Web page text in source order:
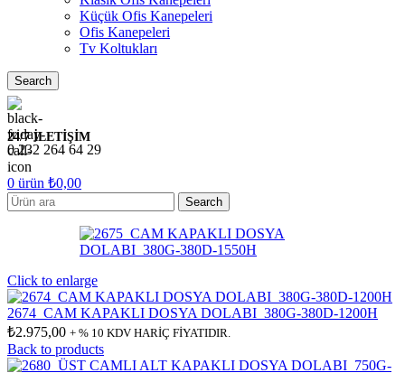
Küçük Ofis Kanepeleri
Ofis Kanepeleri
Tv Koltukları
Search
24/7 İLETİŞİM
0 232 264 64 29
0 ürün ₺0,00
Search
Click to enlarge
2674_CAM KAPAKLI DOSYA DOLABI_380G-380D-1200H
₺2.975,00 + % 10 KDV HARİÇ FİYATIDIR.
Back to products